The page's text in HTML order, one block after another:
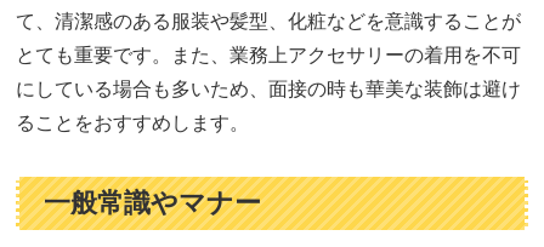
て、清潔感のある服装や髪型、化粧などを意識することが
とても重要です。また、業務上アクセサリーの着用を不可
にしている場合も多いため、面接の時も華美な装飾は避け
ることをおすすめします。
一般常識やマナー